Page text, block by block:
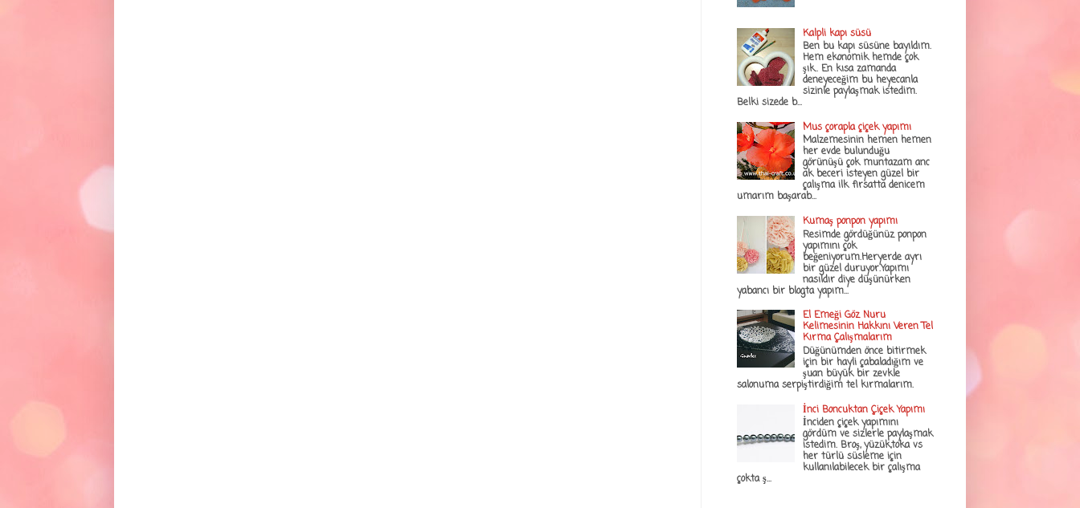
Kalpli kapı süsü
Ben bu kapı süsüne bayıldım.
Hem ekonomik hemde çok
şık.. En kısa zamanda
deneyeceğim bu heyecanla
sizinle paylaşmak istedim.
Belki sizede b...
Mus çorapla çiçek yapımı
Malzemesinin hemen hemen
her evde bulunduğu
görünüşü çok muntazam anc
ak beceri isteyen güzel bir
çalışma ilk fırsatta denicem
umarım başarab...
Kumaş ponpon yapımı
Resimde gördüğünüz ponpon
yapımını çok
beğeniyorum.Heryerde ayrı
bir güzel duruyor.Yapımı
nasıldır diye düşünürken
yabancı bir blogta yapım...
El Emeği Göz Nuru
Kelimesinin Hakkını Veren Tel
Kırma Çalışmalarım
Düğünümden önce bitirmek
için bir hayli çabaladığım ve
şuan büyük bir zevkle
salonuma serpiştirdiğim tel kırmalarım.
İnci Boncuktan Çiçek Yapımı
İnciden çiçek yapımını
gördüm ve sizlerle paylaşmak
istedim. Broş, yüzük,toka vs
her türlü süsleme için
kullanılabilecek bir çalışma
çokta ş...